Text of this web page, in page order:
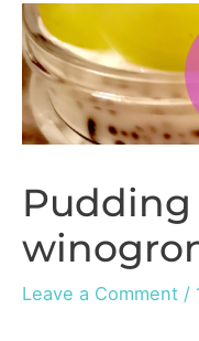
Pudding
Leave a Comment /